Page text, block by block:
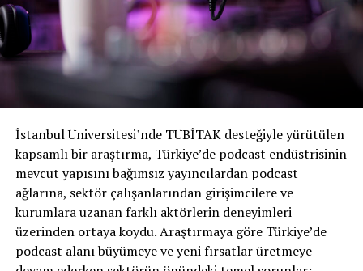
Bu arada,
Libsyn’den Rob Walch tarafından hazırlanan
bu Apple Podcast listesini kullanarak Başkan adaylarının
tüm konuşmalarını bulabilirsiniz. Tüm bölümler orijinal
muhafaza dosyalarına bağlanır ve yeniden
Vice Podcast Turları: Walz ve Vance
Başkanlık adaylarının diğer yarısı podcast’teki
varlıklarını önemli ölçüde artırdı. Podcast’lerde yer
almaları, çoğu durumda aday adaylarının duruşlarını
savunmaları ve siyasi rakiplerinin eksikliklerine
saldırmaları için bir şans oldu.
İstanbul Üniversitesi’nde TÜBİTAK desteğiyle yürütülen
kapsamlı bir araştırma, Türkiye’de podcast endüstrisinin
mevcut yapısını bağımsız yayıncılardan podcast
ağlarına, sektör çalışanlarından girişimcilere ve
kurumlara uzanan farklı aktörlerin deneyimleri
üzerinden ortaya koydu. Araştırmaya göre Türkiye’de
podcast alanı büyümeye ve yeni fırsatlar üretmeye